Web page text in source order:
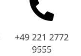
+49 221 2772
9555